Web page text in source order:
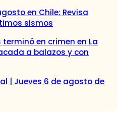
en Chile: Revisa
sismos
terminó en crimen en La
a balazos y con
| Jueves 6 de agosto de